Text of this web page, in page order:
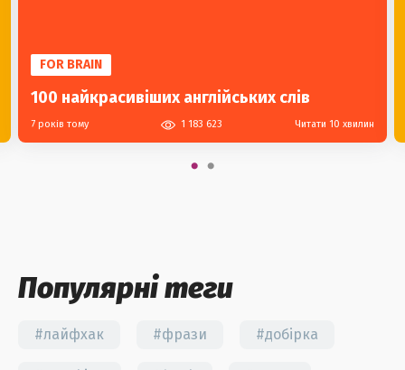
FOR BRAIN
100 найкрасивіших англійських слів
7 років тому 1 183 623 Читати 10 хвилин
Популярні теги
#лайфхак #фрази #добірка